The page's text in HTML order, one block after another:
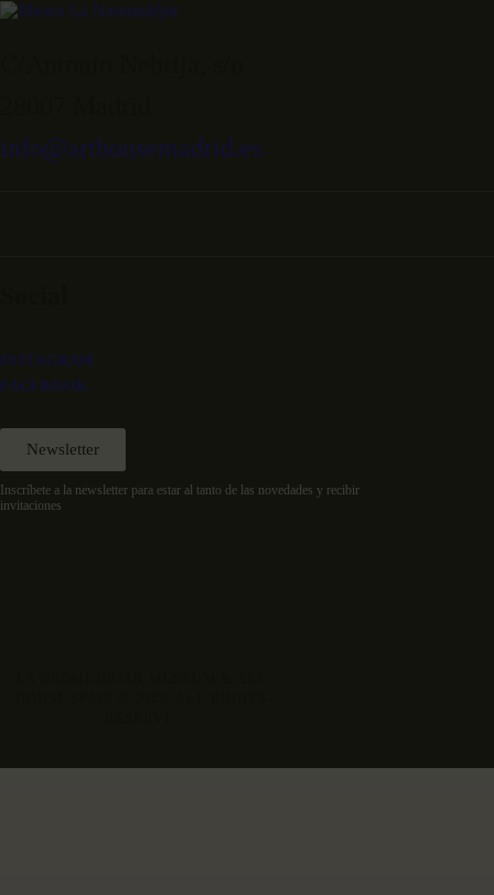
info@arthousemadrid.es
INSTAGRAM
FACEBOOK
Newsletter
Inscríbete a la newsletter para estar al tanto de las novedades y recibir
invitaciones